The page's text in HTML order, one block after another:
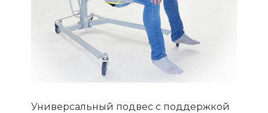
Универсальный подвес с поддержкой